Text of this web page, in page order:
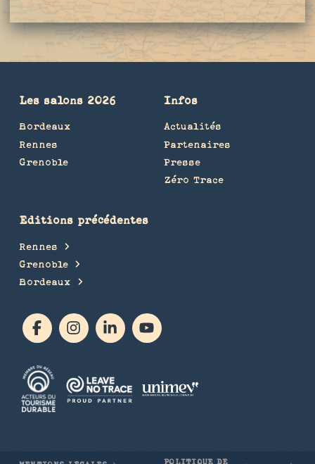
Les salons 2026
Bordeaux
Rennes
Grenoble
Infos
Actualités
Partenaires
Presse
Zéro Trace
Editions précédentes
Rennes
Grenoble
Bordeaux
POLITIQUE DE